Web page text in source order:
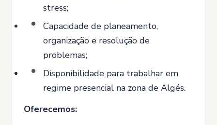
stress;
Capacidade de planeamento,
organização e resolução de
problemas;
Disponibilidade para trabalhar em
regime presencial na zona de Algés.
Oferecemos: